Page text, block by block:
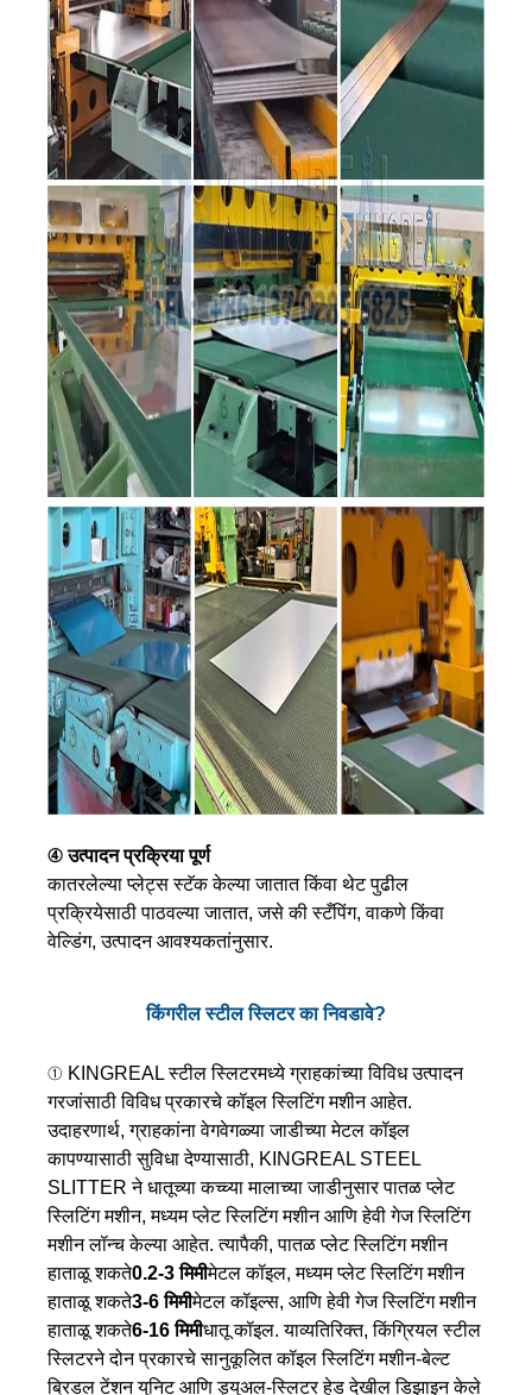
④ उत्पादन प्रक्रिया पूर्ण
कातरलेल्या प्लेट्स स्टॅक केल्या जातात किंवा थेट पुढील
प्रक्रियेसाठी पाठवल्या जातात, जसे की स्टँपिंग, वाकणे किंवा
वेल्डिंग, उत्पादन आवश्यकतांनुसार.
किंगरील स्टील स्लिटर का निवडावे?
① KINGREAL स्टील स्लिटरमध्ये ग्राहकांच्या विविध उत्पादन
गरजांसाठी विविध प्रकारचे कॉइल स्लिटिंग मशीन आहेत.
उदाहरणार्थ, ग्राहकांना वेगवेगळ्या जाडीच्या मेटल कॉइल
कापण्यासाठी सुविधा देण्यासाठी, KINGREAL STEEL
SLITTER ने धातूच्या कच्च्या मालाच्या जाडीनुसार पातळ प्लेट
स्लिटिंग मशीन, मध्यम प्लेट स्लिटिंग मशीन आणि हेवी गेज स्लिटिंग
मशीन लॉन्च केल्या आहेत. त्यापैकी, पातळ प्लेट स्लिटिंग मशीन
हाताळू शकते0.2-3 मिमीमेटल कॉइल, मध्यम प्लेट स्लिटिंग मशीन
हाताळू शकते3-6 मिमीमेटल कॉइल्स, आणि हेवी गेज स्लिटिंग मशीन
हाताळू शकते6-16 मिमीधातू कॉइल.याव्यतिरिक्त, किंग्रियल स्टील
स्लिटरने दोन प्रकारचे सानुकूलित कॉइल स्लिटिंग मशीन-बेल्ट
ब्रिडल टेंशन युनिट आणि ड्युअल-स्लिटर हेड देखील डिझाइन केले